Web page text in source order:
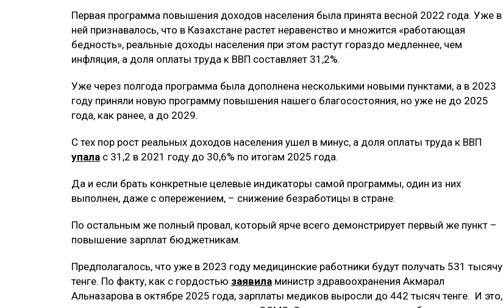
Первая программа повышения доходов населения была принята весной 2022 года. Уже в
ней признавалось, что в Казахстане растет неравенство и множится «работающая
бедность», реальные доходы населения при этом растут гораздо медленнее, чем
инфляция, а доля оплаты труда к ВВП составляет 31,2%.
Уже через полгода программа была дополнена несколькими новыми пунктами, а в 2023
году приняли новую программу повышения нашего благосостояния, но уже не до 2025
года, как ранее, а до 2029.
С тех пор рост реальных доходов населения ушел в минус, а доля оплаты труда к ВВП
упала с 31,2 в 2021 году до 30,6% по итогам 2025 года.
Да и если брать конкретные целевые индикаторы самой программы, один из них
выполнен, даже с опережением, – снижение безработицы в стране.
По остальным же полный провал, который ярче всего демонстрирует первый же пункт –
повышение зарплат бюджетникам.
Предполагалось, что уже в 2023 году медицинские работники будут получать 531 тысячу
тенге. По факту, как с гордостью заявила министр здравоохранения Акмарал
Альназарова в октябре 2025 года, зарплаты медиков выросли до 442 тысяч тенге. И это,